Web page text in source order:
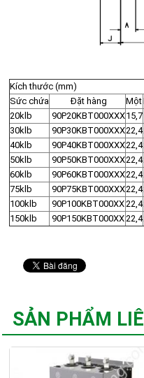
Kích thước (mm)
Sức chứa Đặt hàng Một
20klb
90P20KBT000XXX15,7
30klb
90P30KBT000XXX22,4
40klb
90P40KBT000XXX22,4
50klb
90P50KBT000XXX22,4
60klb
90P60KBT000XXX22,4
75klb
90P75KBT000XXX22,4
100klb
90P100KBT000XX22,4
150klb
90P150KBT000XX22,4
SẢN PHẨM